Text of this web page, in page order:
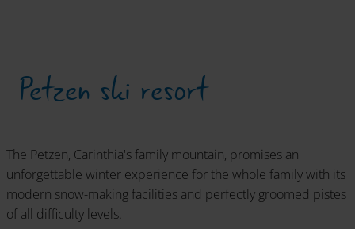
Petzen ski resort
The Petzen, Carinthia's family mountain, promises an
unforgettable winter experience for the whole family with its
modern snow-making facilities and perfectly groomed pistes
of all difficulty levels.